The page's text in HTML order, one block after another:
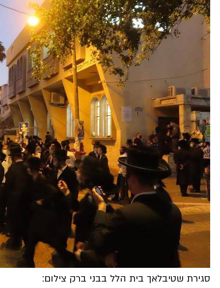
סגירת שטיבלאך בית הלל בבני ברק צילום: